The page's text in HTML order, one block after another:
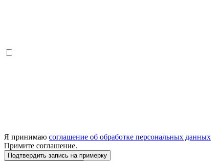
Я принимаю соглашение об обработке персональных данных
Примите соглашение.
Подтвердить запись на примерку